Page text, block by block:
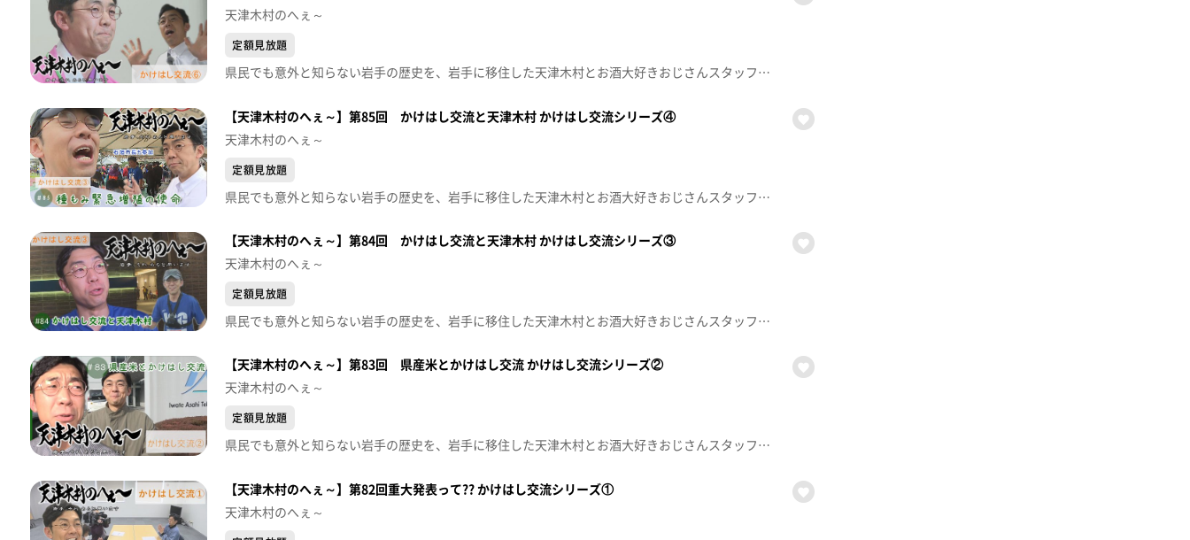
天津木村のへぇ～
定額見放題
県民でも意外と知らない岩手の歴史を、岩手に移住した天津木村とお酒大好きおじさんスタッフが掘り起こす人情紀行バラエティー！思わず「へぇ～」と言ってしまうこと「あると思います！」※この動画は2024年3月8日に放送した番組をtopo用に再編集したものです。「天津木村のへぇ～ 岩手、それあると思います」毎週金曜日 深夜０時１５分～ 絶賛放送中！！
【天津木村のへぇ～】第85回 かけはし交流と天津木村 かけはし交流シリーズ④
天津木村のへぇ～
定額見放題
県民でも意外と知らない岩手の歴史を、岩手に移住した天津木村とお酒大好きおじさんスタッフが掘り起こす人情紀行バラエティー！思わず「へぇ～」と言ってしまうこと「あると思います！」※この動画は2024年3月1日に放送した番組をtopo用に再編集したものです。「天津木村のへぇ～ 岩手、それあると思います」毎週金曜日 深夜０時１５分～ 絶賛放送中！！
【天津木村のへぇ～】第84回 かけはし交流と天津木村 かけはし交流シリーズ③
天津木村のへぇ～
定額見放題
県民でも意外と知らない岩手の歴史を、岩手に移住した天津木村とお酒大好きおじさんスタッフが掘り起こす人情紀行バラエティー！思わず「へぇ～」と言ってしまうこと「あると思います！」※この動画は2024年2月23日に放送した番組をtopo用に再編集したものです。「天津木村のへぇ～ 岩手、それあると思います」毎週金曜日 深夜０時１５分～ 絶賛放送中！！
【天津木村のへぇ～】第83回 県産米とかけはし交流 かけはし交流シリーズ②
天津木村のへぇ～
定額見放題
県民でも意外と知らない岩手の歴史を、岩手に移住した天津木村とお酒大好きおじさんスタッフが掘り起こす人情紀行バラエティー！思わず「へぇ～」と言ってしまうこと「あると思います！」※この動画は2024年2月16日に放送した番組をtopo用に再編集したものです。「天津木村のへぇ～ 岩手、それあると思います」毎週金曜日 深夜０時１５分～ 絶賛放送中！！
【天津木村のへぇ～】第82回重大発表って?? かけはし交流シリーズ①
天津木村のへぇ～